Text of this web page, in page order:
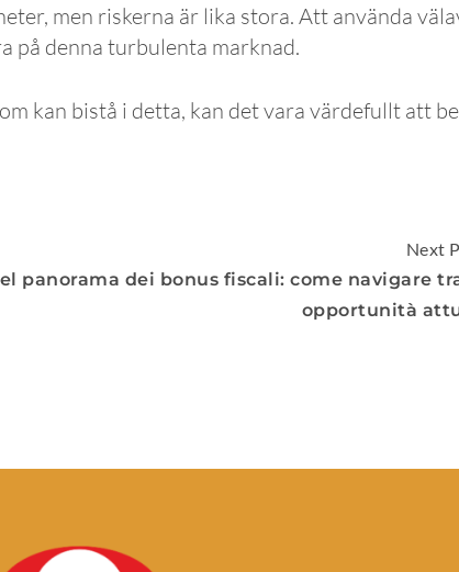
men riskerna är lika stora. Att använda
på denna turbulenta marknad.
kan bistå i detta, kan det vara värdefullt att
Next
panorama dei bonus fiscali: come navigare
opportunità